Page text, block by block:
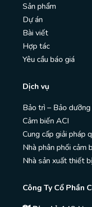
Sản phẩm
Dự án
Bài viết
Hợp tác
Yêu cầu báo giá
Dịch vụ
Bảo trì – Bảo
Cảm biến ACI
Cung cấp giải pháp
Nhà phân phối cảm
Nhà sản xuất thiết
Công Ty Cổ Phần